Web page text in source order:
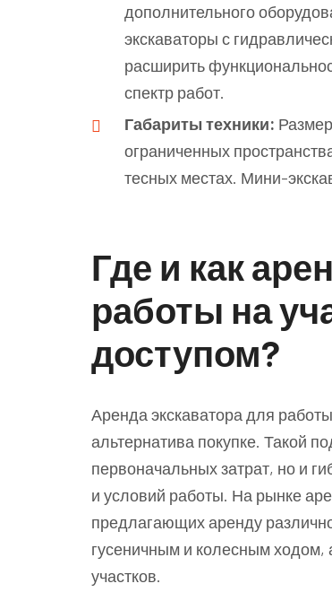
дополнительного
экскаваторы с
расширить
спектр работ.
Габариты техники:
ограниченных
тесных местах. Мини-
Где и как
работы на
доступом?
Аренда экскаватора для
альтернатива покупке. Такой
первоначальных затрат, но и
и условий работы. На рынке
предлагающих аренду
гусеничным и колесным
участков.